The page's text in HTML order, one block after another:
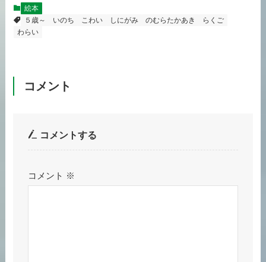
絵本
５歳～
いのち こわい しにがみ のむらたかあき
らくご
わらい
コメント
コメントする
コメント ※